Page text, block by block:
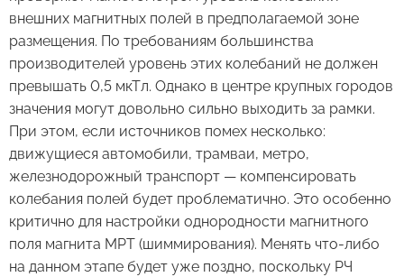
внешних магнитных полей в предполагаемой зоне
размещения. По требованиям большинства
производителей уровень этих колебаний не должен
превышать 0,5 мкТл. Однако в центре крупных городов
значения могут довольно сильно выходить за рамки.
При этом, если источников помех несколько:
движущиеся автомобили, трамваи, метро,
железнодорожный транспорт — компенсировать
колебания полей будет проблематично. Это особенно
критично для настройки однородности магнитного
поля магнита МРТ (шиммирования). Менять что-либо
на данном этапе будет уже поздно, поскольку РЧ